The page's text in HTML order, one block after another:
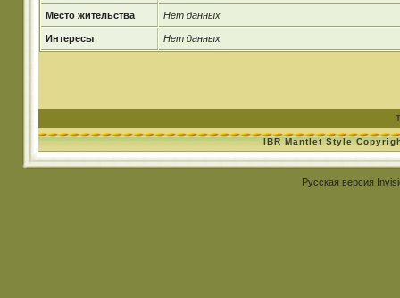
Место жительства Нет данных
Интересы Нет данных
IBR Mantlet Style
Русская версия